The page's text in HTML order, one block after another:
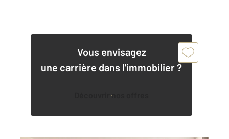
Vous envisagez
une carrière dans l'immobilier ?
Découvrir nos offres